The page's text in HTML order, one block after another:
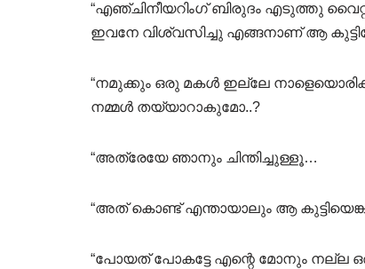
“എഞ്ചിനീയറിംഗ് ബിരുദം എടുത്തു
ഇവനേ വിശ്വസിച്ചു എങ്ങനാണ് ആ
“നമുക്കും ഒരു മകൾ ഇല്ലേ
നമ്മൾ തയ്യാറാകുമോ..?
“അത്രേയേ ഞാനും ചിന്തിച്ചുള്ളൂ…
“അത് കൊണ്ട് എന്തായാലും ആ
“പോയത് പോകട്ടേ എന്റെ മോനും നല്ല ഒരു